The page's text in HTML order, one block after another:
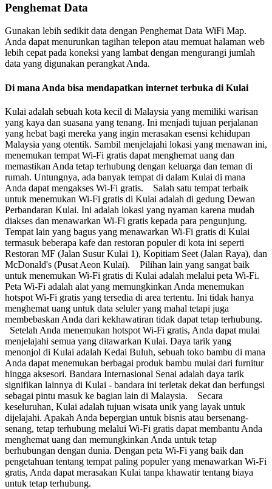
Penghemat Data
Gunakan lebih sedikit data dengan Penghemat Data WiFi Map.
Anda dapat menurunkan tagihan telepon atau memuat halaman web
lebih cepat pada koneksi yang lambat dengan mengurangi jumlah
data yang digunakan perangkat Anda.
Di mana Anda bisa mendapatkan internet terbuka di Kulai
Kulai adalah sebuah kota kecil di Malaysia yang memiliki warisan
yang kaya dan suasana yang tenang. Ini menjadi tujuan perjalanan
yang hebat bagi mereka yang ingin merasakan esensi kehidupan
Malaysia yang otentik. Sambil menjelajahi lokasi yang menawan ini,
menemukan tempat Wi-Fi gratis dapat menghemat uang dan
memastikan Anda tetap terhubung dengan keluarga dan teman di
rumah. Untungnya, ada banyak tempat di dalam Kulai di mana
Anda dapat mengakses Wi-Fi gratis. Salah satu tempat terbaik
untuk menemukan Wi-Fi gratis di Kulai adalah di gedung Dewan
Perbandaran Kulai. Ini adalah lokasi yang nyaman karena mudah
diakses dan menawarkan Wi-Fi gratis kepada para pengunjung.
Tempat lain yang bagus yang menawarkan Wi-Fi gratis di Kulai
termasuk beberapa kafe dan restoran populer di kota ini seperti
Restoran MF (Jalan Susur Kulai 1), Kopitiam Seet (Jalan Raya), dan
McDonald's (Pusat Aeon Kulai). Pilihan lain yang sangat baik
untuk menemukan Wi-Fi gratis di Kulai adalah melalui peta Wi-Fi.
Peta Wi-Fi adalah alat yang memungkinkan Anda menemukan
hotspot Wi-Fi gratis yang tersedia di area tertentu. Ini tidak hanya
menghemat uang untuk data seluler yang mahal tetapi juga
membebaskan Anda dari kekhawatiran tidak dapat tetap terhubung.
Setelah Anda menemukan hotspot Wi-Fi gratis, Anda dapat mulai
menjelajahi semua yang ditawarkan Kulai. Daya tarik yang
menonjol di Kulai adalah Kedai Buluh, sebuah toko bambu di mana
Anda dapat menemukan berbagai produk bambu mulai dari furnitur
hingga aksesori. Bandara Internasional Senai adalah daya tarik
signifikan lainnya di Kulai - bandara ini terletak dekat dan berfungsi
sebagai pintu masuk ke bagian lain di Malaysia. Secara
keseluruhan, Kulai adalah tujuan wisata unik yang layak untuk
dijelajahi. Apakah Anda bepergian untuk bisnis atau bersenang-
senang, tetap terhubung melalui Wi-Fi gratis dapat membantu Anda
menghemat uang dan memungkinkan Anda untuk tetap
berhubungan dengan dunia. Dengan peta Wi-Fi yang baik dan
pengetahuan tentang tempat paling populer yang menawarkan Wi-Fi
gratis, Anda dapat merasakan Kulai tanpa khawatir tentang biaya
untuk tetap terhubung.